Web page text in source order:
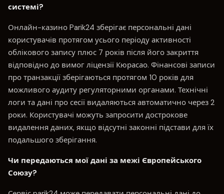
системі?
Онлайн-казино Parik24 зберігає персональні дані
користувачів протягом усього періоду активності
облікового запису плюс 7 років після його закриття
відповідно до вимог ліцензії Кюрасао. Фінансові записи
про транзакції зберігаються протягом 10 років для
можливого аудиту регуляторними органами. Технічні
логи та дані про сесії видаляються автоматично через 2
роки. Користувачі можуть запросити дострокове
видалення даних, якщо відсутні законні підстави для їх
подальшого зберігання.
Чи передаються мої дані за межі Європейського
Союзу?